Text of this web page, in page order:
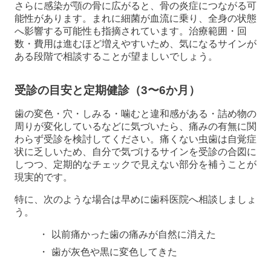
さらに感染が顎の骨に広がると、骨の炎症につながる可
能性があります。まれに細菌が血流に乗り、全身の状態
へ影響する可能性も指摘されています。治療範囲・回
数・費用は進むほど増えやすいため、気になるサインが
ある段階で相談することが望ましいでしょう。
受診の目安と定期健診（3〜6か月）
歯の変色・穴・しみる・噛むと違和感がある・詰め物の
周りが変化しているなどに気づいたら、痛みの有無に関
わらず受診を検討してください。痛くない虫歯は自覚症
状に乏しいため、自分で気づけるサインを受診の合図に
しつつ、定期的なチェックで見えない部分を補うことが
現実的です。
特に、次のような場合は早めに歯科医院へ相談しましょ
う。
以前痛かった歯の痛みが自然に消えた
歯が灰色や黒に変色してきた